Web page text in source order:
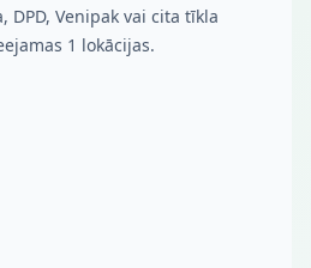
DPD, Venipak vai cita tīkla
1 lokācijas.